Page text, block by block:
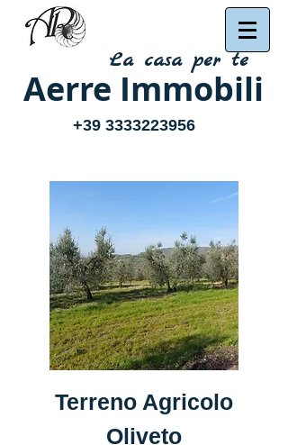
Aerre Immobili
La casa per te
+39 3333223956
Terreno Agricolo
Oliveto